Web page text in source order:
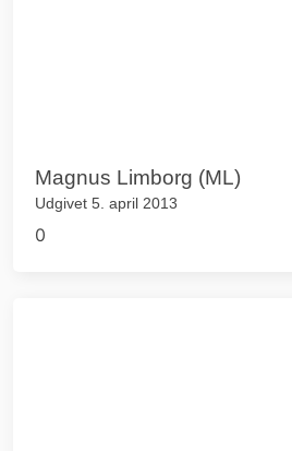
Magnus Limborg (ML)
Udgivet 5. april 2013
0